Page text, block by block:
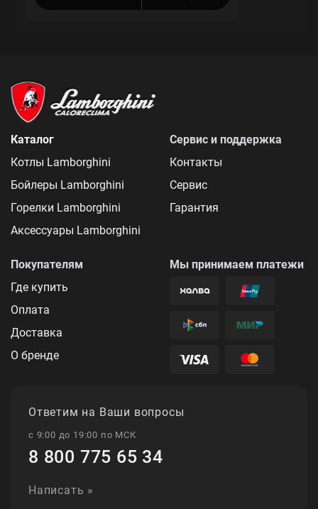
Каталог
Котлы Lamborghini
Бойлеры Lamborghini
Горелки Lamborghini
Аксессуары Lamborghini
Сервис и поддержка
Контакты
Сервис
Гарантия
Покупателям
Где купить
Оплата
Доставка
О бренде
Мы принимаем платежи
Ответим на Ваши вопросы
с 9:00 до 19:00 по МСК
8 800 775 65 34
Написать »